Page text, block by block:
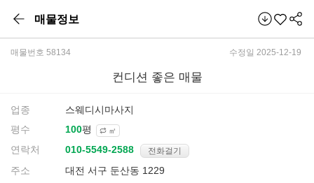
매물정보
매물번호 58134 수정일 2025-12-19
컨디션 좋은 매물
업종
스웨디시마사지
평수
평 ㎡
연락처 전화걸기
주소
대전 서구 둔산동 1229